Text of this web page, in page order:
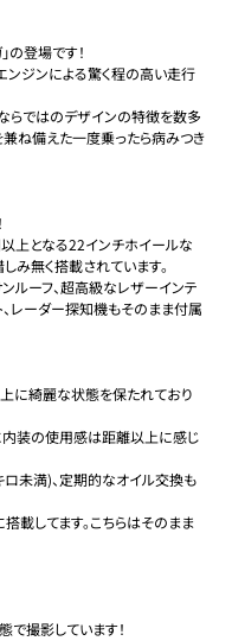
登場です！
ンジンによる驚く程の高い走行
らではのデザインの特徴を数多
ね備えた一度乗ったら病みつき
以上となる22インチホイールな
み無く搭載されています。
ルーフ、超高級なレザーインテ
、レーダー探知機もそのまま付属
に綺麗な状態を保たれており
内装の使用感は距離以上に感じ
未満)、定期的なオイル交換も
載してます。こちらはそのまま
撮影しています！